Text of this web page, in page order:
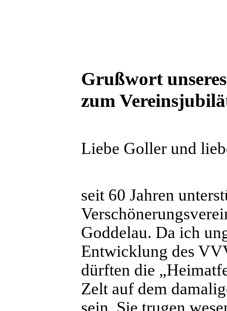
Grußwort
zum
Liebe Goller und
seit 60 Jahren
Goddelau. Da ich
Entwicklung des
dürften die
Zelt auf dem
sein. Sie trugen